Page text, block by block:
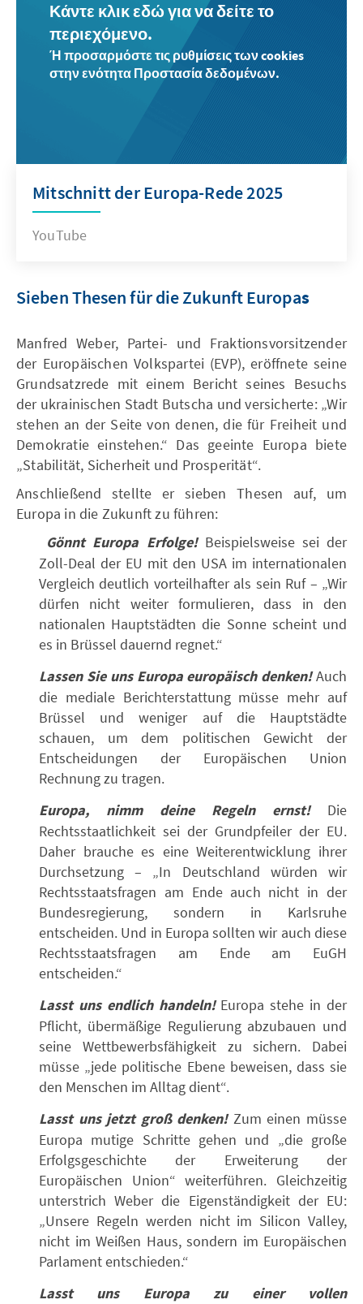
Κάντε κλικ εδώ για να δείτε το
περιεχόμενο.
Ή προσαρμόστε τις ρυθμίσεις των cookies
στην ενότητα Προστασία δεδομένων.
Mitschnitt der Europa-Rede 2025
YouTube
Sieben Thesen für die Zukunft Europas
Manfred Weber, Partei- und Fraktionsvorsitzender
der Europäischen Volkspartei (EVP), eröffnete seine
Grundsatzrede mit einem Bericht seines Besuchs
der ukrainischen Stadt Butscha und versicherte: „Wir
stehen an der Seite von denen, die für Freiheit und
Demokratie einstehen.“ Das geeinte Europa biete
„Stabilität, Sicherheit und Prosperität“.
Anschließend stellte er sieben Thesen auf, um
Europa in die Zukunft zu führen:
Gönnt Europa Erfolge! Beispielsweise sei der
Zoll-Deal der EU mit den USA im internationalen
Vergleich deutlich vorteilhafter als sein Ruf – „Wir
dürfen nicht weiter formulieren, dass in den
nationalen Hauptstädten die Sonne scheint und
es in Brüssel dauernd regnet.“
Lassen Sie uns Europa europäisch denken! Auch
die mediale Berichterstattung müsse mehr auf
Brüssel und weniger auf die Hauptstädte
schauen, um dem politischen Gewicht der
Entscheidungen der Europäischen Union
Rechnung zu tragen.
Europa, nimm deine Regeln ernst!
Die
Rechtsstaatlichkeit sei der Grundpfeiler der EU.
Daher brauche es eine Weiterentwicklung ihrer
Durchsetzung – „In Deutschland würden wir
Rechtsstaatsfragen am Ende auch nicht in der
Bundesregierung, sondern in Karlsruhe
entscheiden. Und in Europa sollten wir auch diese
Rechtsstaatsfragen am Ende am EuGH
entscheiden.“
Lasst uns endlich handeln! Europa stehe in der
Pflicht, übermäßige Regulierung abzubauen und
seine Wettbewerbsfähigkeit zu sichern. Dabei
müsse „jede politische Ebene beweisen, dass sie
den Menschen im Alltag dient“.
Lasst uns jetzt groß denken! Zum einen müsse
Europa mutige Schritte gehen und „die große
Erfolgsgeschichte der Erweiterung der
Europäischen Union“ weiterführen. Gleichzeitig
unterstrich Weber die Eigenständigkeit der EU:
„Unsere Regeln werden nicht im Silicon Valley,
nicht im Weißen Haus, sondern im Europäischen
Parlament entschieden.“
Lasst uns Europa zu einer vollen